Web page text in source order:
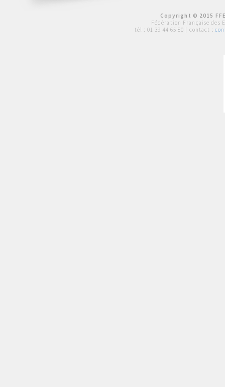
Copyright © 2015
Fédération Française des
tél : 01 39 44 65 80 | contact :